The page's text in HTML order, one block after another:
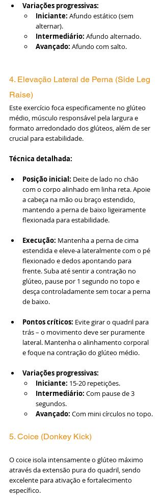
Variações progressivas:
Iniciante: Afundo estático (sem
alternar).
Intermediário: Afundo alternado.
Avançado: Afundo com salto.
4. Elevação Lateral de Perna (Side Leg
Raise)
Este exercício foca especificamente no glúteo
médio, músculo responsável pela largura e
formato arredondado dos glúteos, além de ser
crucial para estabilidade.
Técnica detalhada:
Posição inicial: Deite de lado no chão
com o corpo alinhado em linha reta. Apoie
a cabeça na mão ou braço estendido,
mantendo a perna de baixo ligeiramente
flexionada para estabilidade.
Execução: Mantenha a perna de cima
estendida e eleve-a lateralmente com o pé
flexionado e dedos apontando para
frente. Suba até sentir a contração no
glúteo, pause por 1 segundo no topo e
desça controladamente sem tocar a perna
de baixo.
Pontos críticos: Evite girar o quadril para
trás – o movimento deve ser puramente
lateral. Mantenha o alinhamento corporal
e foque na contração do glúteo médio.
Variações progressivas:
Iniciante: 15-20 repetições.
Intermediário: Com pause de 3
segundos.
Avançado: Com mini círculos no topo.
5. Coice (Donkey Kick)
O coice isola intensamente o glúteo máximo
através da extensão pura do quadril, sendo
excelente para ativação e fortalecimento
específico.